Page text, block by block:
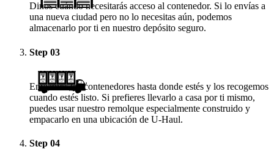
Dinos cuándo necesitarás acceso al contenedor. Si lo envías a
una nueva ciudad pero no lo necesitas aún, podemos
almacenarlo por ti en nuestro depósito seguro.
Step 03
Enviamos los contenedores hasta donde estés y los recogemos
cuando estés listo. Si prefieres llevarlo a casa por ti mismo,
puedes usar nuestro remolque especialmente construido y
empacarlo en una ubicación de U-Haul.
Step 04